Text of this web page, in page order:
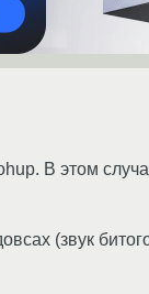
В этом
(звук